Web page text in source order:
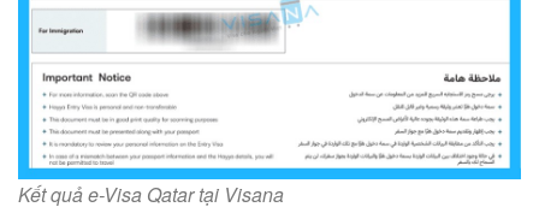
Kết quả e-Visa Qatar tại Visana